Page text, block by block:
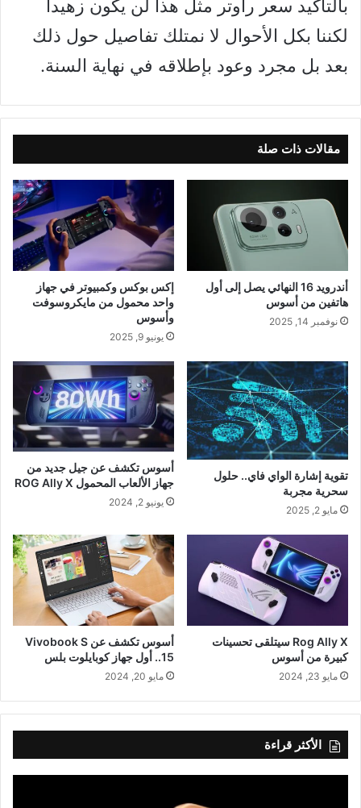
بالتأكيد سعر راوتر مثل هذا لن يكون زهيداً
لكننا بكل الأحوال لا نمتلك تفاصيل حول ذلك
بعد بل مجرد وعود بإطلاقه في نهاية السنة.
مقالات ذات صلة
أندرويد 16 النهائي يصل إلى أول
هاتفين من أسوس
نوفمبر 14, 2025
إكس بوكس وكمبيوتر في جهاز
واحد محمول من مايكروسوفت
وأسوس
يونيو 9, 2025
تقوية إشارة الواي فاي.. حلول
سحرية مجربة
مايو 2, 2025
أسوس تكشف عن جيل جديد من
جهاز الألعاب المحمول ROG Ally X
يونيو 2, 2024
Rog Ally X سيتلقى تحسينات
كبيرة من أسوس
مايو 23, 2024
أسوس تكشف عن Vivobook S
15.. أول جهاز كوبايلوت بلس
مايو 20, 2024
الأكثر قراءة